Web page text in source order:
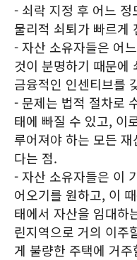
- 쇠락 지정 후 어느 정
물리적 쇠퇴가 빠르게
- 자산 소유자들은 어
것이 분명하기 때문에
금융적인 인센티브를
- 문제는 법적 절차로
태에 빠질 수 있고, 이
루어져야 하는 모든
다는 점.
- 자산 소유자들은 이
어오기를 원하고, 이
태에서 자산을 임대하
린지역으로 거의 이주
게 불량한 주택에 거